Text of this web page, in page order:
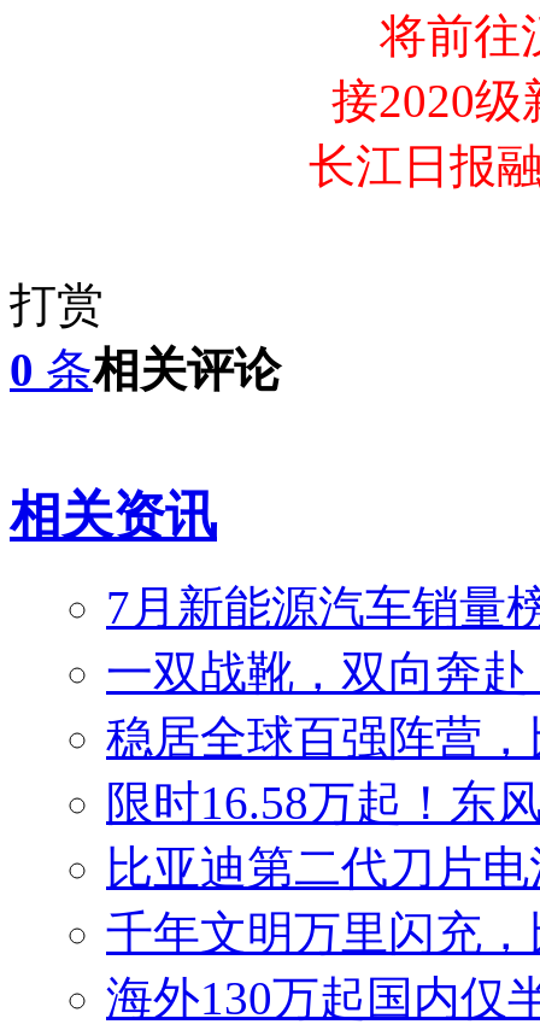
将前往
接2020
长江日报
打赏
0 条相关评论
相关资讯
7月新能源汽车销量
一双战靴，双向奔
稳居全球百强阵营
限时16.58万起！东
比亚迪第二代刀片
千年文明万里闪充
海外130万起国内仅